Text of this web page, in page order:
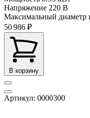
Напряжение 220 В
Максимальный диаметр
50 986 ₽
В корзину
Артикул: 0000300